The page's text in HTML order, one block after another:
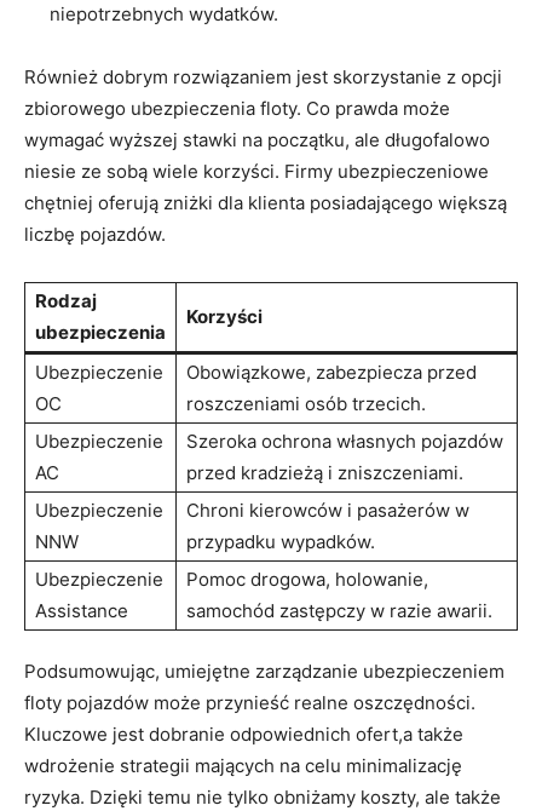
niepotrzebnych wydatków.
Również dobrym rozwiązaniem jest skorzystanie z opcji
zbiorowego ubezpieczenia floty. Co prawda może
wymagać wyższej stawki na początku, ale długofalowo
niesie ze sobą wiele korzyści. Firmy ubezpieczeniowe
chętniej oferują zniżki dla klienta posiadającego większą
liczbę pojazdów.
Rodzaj
ubezpieczenia
Korzyści
Ubezpieczenie
OC
Obowiązkowe, zabezpiecza przed
roszczeniami osób trzecich.
Ubezpieczenie
AC
Szeroka ochrona własnych pojazdów
przed kradzieżą i zniszczeniami.
Ubezpieczenie
NNW
Chroni kierowców i pasażerów w
przypadku wypadków.
Ubezpieczenie
Assistance
Pomoc drogowa, holowanie,
samochód zastępczy w razie awarii.
Podsumowując, umiejętne zarządzanie ubezpieczeniem
floty pojazdów może przynieść realne oszczędności.
Kluczowe jest dobranie odpowiednich ofert,a także
wdrożenie strategii mających na celu minimalizację
ryzyka. Dzięki temu nie tylko obniżamy koszty, ale także